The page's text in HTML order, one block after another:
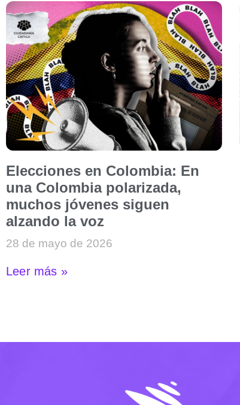
Elecciones en Colombia: En
una Colombia polarizada,
muchos jóvenes siguen
alzando la voz
28 de mayo de 2026
Leer más »